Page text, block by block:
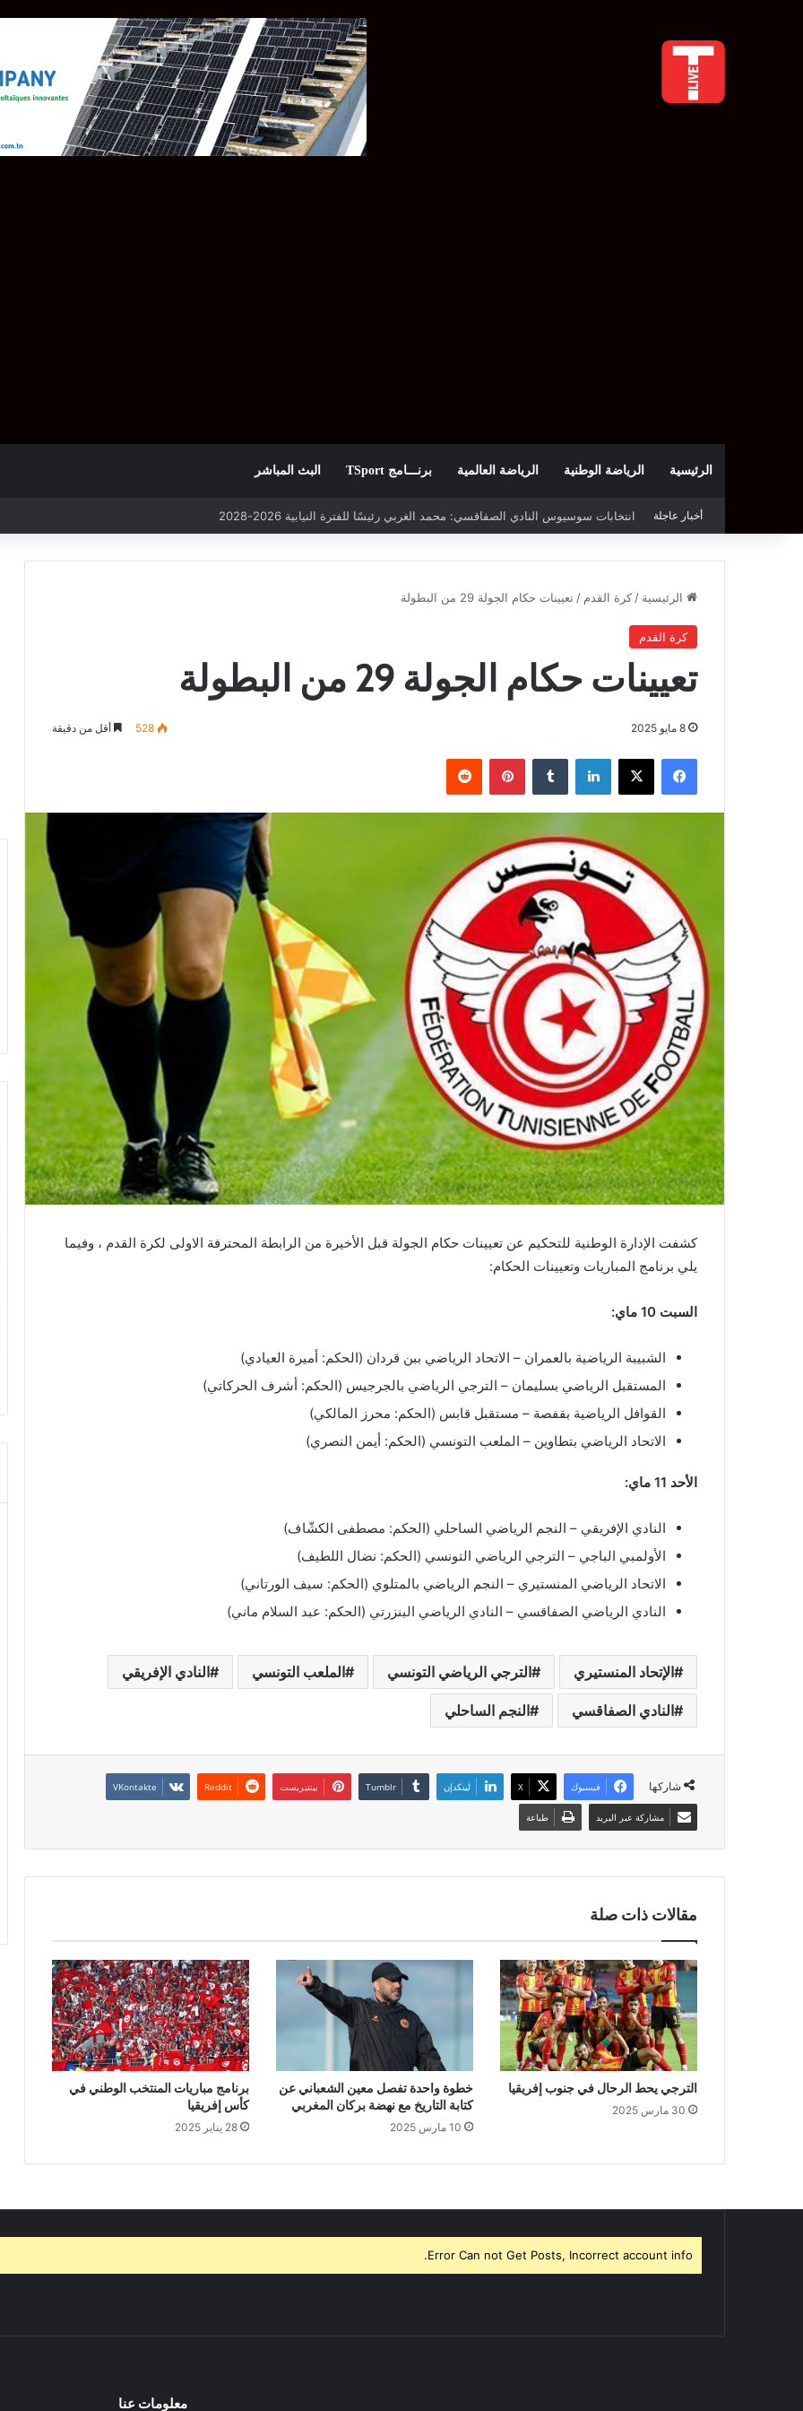
الرئيسية الرياضة الوطنية الرياضة العالمية برنـــامج TSport البث المباشر
أخبار عاجلة
الرئيسية / كرة القدم / تعيينات حكام الجولة 29 من البطولة
كرة القدم
تعيينات حكام الجولة 29 من البطولة
8 مايو 2025 528 أقل من دقيقة
فيسبوك ‫X لينكدإن بينتيريست
كشفت الإدارة الوطنية للتحكيم عن تعيينات حكام الجولة قبل الأخيرة من الرابطة المحترفة الاولى لكرة القدم ، وفيما
يلي برنامج المباريات وتعيينات الحكام:
السبت 10 ماي:
الشبيبة الرياضية بالعمران – الاتحاد الرياضي ببن قردان (الحكم: أميرة العيادي)
المستقبل الرياضي بسليمان – الترجي الرياضي بالجرجيس (الحكم: أشرف الحركاتي)
القوافل الرياضية بقفصة – مستقبل قابس (الحكم: محرز المالكي)
الاتحاد الرياضي بتطاوين – الملعب التونسي (الحكم: أيمن النصري)
الأحد 11 ماي:
النادي الإفريقي – النجم الرياضي الساحلي (الحكم: مصطفى الكشّاف)
الأولمبي الباجي – الترجي الرياضي التونسي (الحكم: نضال اللطيف)
الاتحاد الرياضي المنستيري – النجم الرياضي بالمتلوي (الحكم: سيف الورتاني)
النادي الرياضي الصفاقسي – النادي الرياضي البنزرتي (الحكم: عبد السلام ماني)
الإتحاد المنستيري الترجي الرياضي التونسي الملعب التونسي النادي الإفريقي
النادي الصفاقسي النجم الساحلي
شاركها فيسبوك ‫X لينكدإن بينتيريست
مشاركة عبر البريد طباعة
مقالات ذات صلة
الترجي يحط الرحال في جنوب إفريقيا
30 مارس 2025
خطوة واحدة تفصل معين الشعباني عن
كتابة التاريخ مع نهضة بركان المغربي
10 مارس 2025
برنامج مباريات المنتخب الوطني في
كأس إفريقيا
28 يناير 2025
Error Can not Get Posts, Incorrect account info.
معلومات عنا